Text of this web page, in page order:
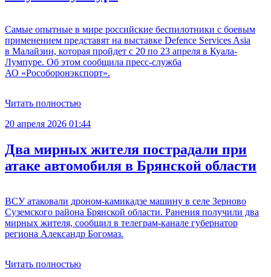
Самые опытные в мире российские беспилотники с боевым
применением представят на выставке Defence Services Asia
в Малайзии, которая пройдет с 20 по 23 апреля в Куала-
Лумпуре. Об этом сообщила пресс-служба
АО «Рособоронэкспорт».
Читать полностью
20 апреля 2026 01:44
Два мирных жителя пострадали при
атаке автомобиля в Брянской области
ВСУ атаковали дроном-камикадзе машину в селе Зерново
Суземского района Брянской области. Ранения получили два
мирных жителя, сообщил в телеграм-канале губернатор
региона Александр Богомаз.
Читать полностью